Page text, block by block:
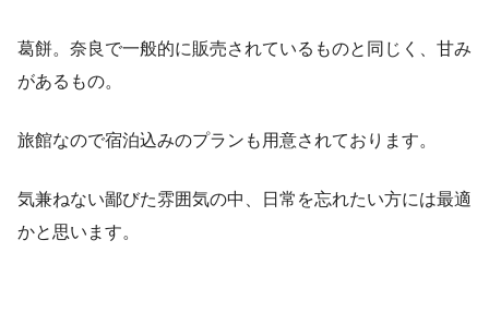
葛餅。奈良で一般的に販売されているものと同じく、甘み
があるもの。
旅館なので宿泊込みのプランも用意されております。
気兼ねない鄙びた雰囲気の中、日常を忘れたい方には最適
かと思います。